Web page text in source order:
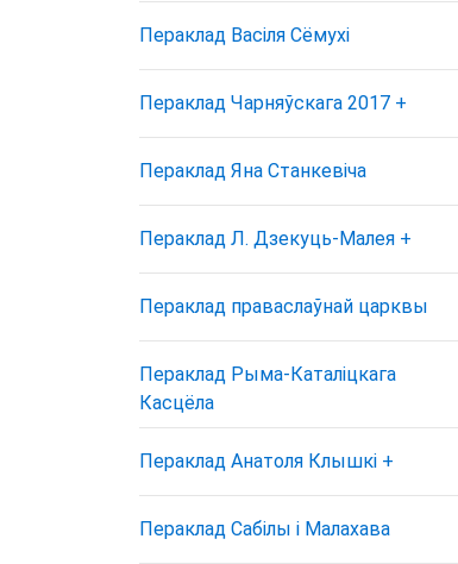
Пераклад Васіля Сёмухі
Пераклад Чарняўскага 2017 +
Пераклад Яна Станкевіча
Пераклад Л. Дзекуць-Малея +
Пераклад праваслаўнай царквы
Пераклад Рыма-Каталіцкага
Касцёла
Пераклад Анатоля Клышкi +
Пераклад Сабілы і Малахава